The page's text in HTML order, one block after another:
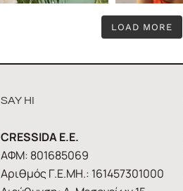
LOAD MORE
SAY HI
CRESSIDA E.E.
ΑΦΜ: 801685069
Αριθμός Γ.Ε.ΜΗ.: 161457301000